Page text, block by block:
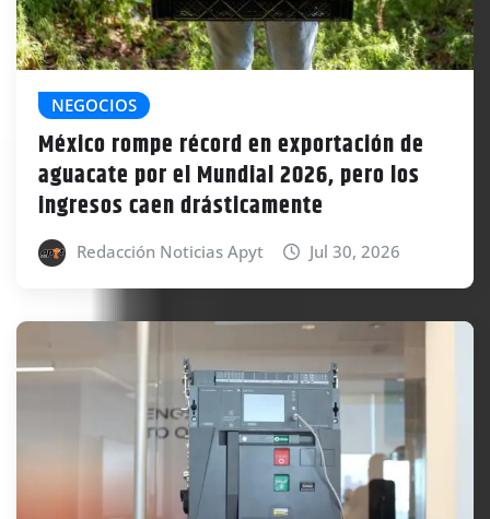
NEGOCIOS
México rompe récord en exportación de
aguacate por el Mundial 2026, pero los
ingresos caen drásticamente
Redacción Noticias Apyt Jul 30, 2026